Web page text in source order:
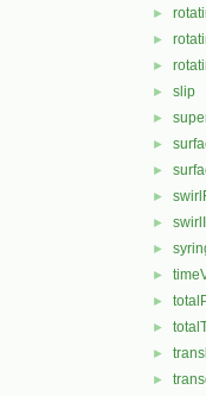
►
►
►
► slip
►
►
►
►
►
►
►
►
►
►
►